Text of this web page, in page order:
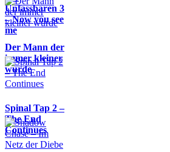
Unfassbaren 3
– Now you see
me
Der Mann der
immer kleiner
wurde
Spinal Tap 2 –
The End
Continues